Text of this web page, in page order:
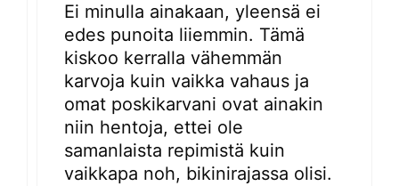
Ei minulla ainakaan, yleensä ei
edes punoita liiemmin. Tämä
kiskoo kerralla vähemmän
karvoja kuin vaikka vahaus ja
omat poskikarvani ovat ainakin
niin hentoja, ettei ole
samanlaista repimistä kuin
vaikkapa noh, bikinirajassa olisi.